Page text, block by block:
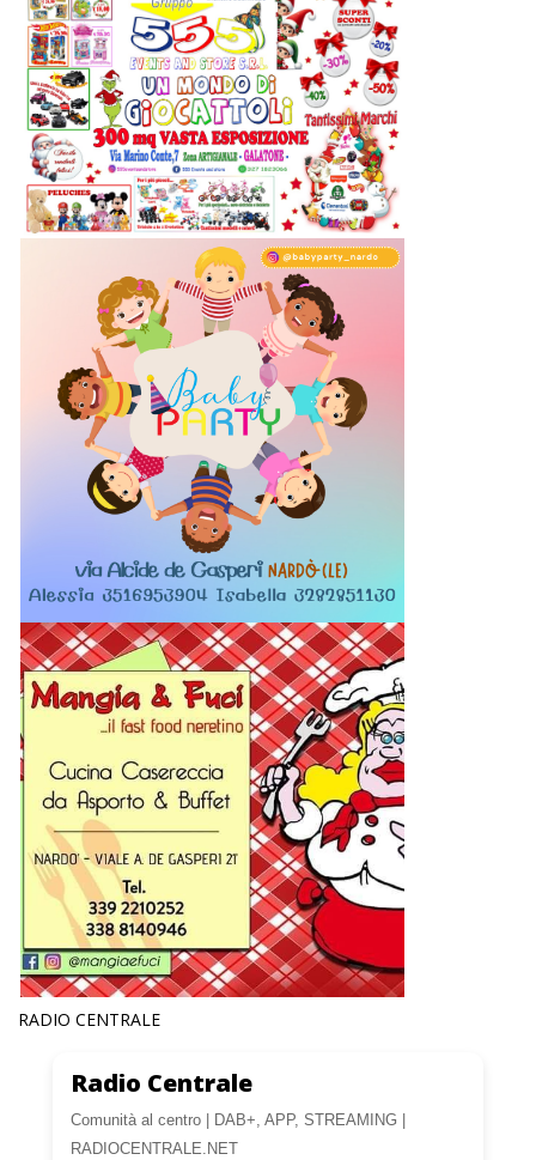
RADIO CENTRALE
Radio Centrale
Comunità al centro | DAB+, APP, STREAMING |
RADIOCENTRALE.NET